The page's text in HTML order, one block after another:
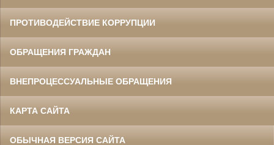
ПРОТИВОДЕЙСТВИЕ КОРРУПЦИИ
ОБРАЩЕНИЯ ГРАЖДАН
ВНЕПРОЦЕССУАЛЬНЫЕ ОБРАЩЕНИЯ
КАРТА САЙТА
ОБЫЧНАЯ ВЕРСИЯ САЙТА